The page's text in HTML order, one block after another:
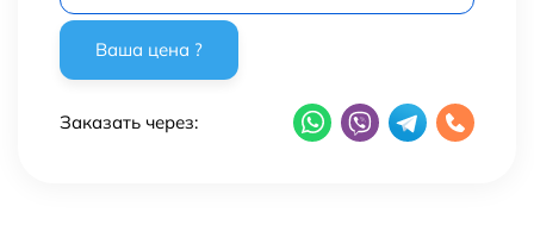
Заказать через: